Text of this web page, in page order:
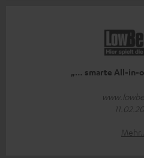
„… smarte All-in-
Mehr...